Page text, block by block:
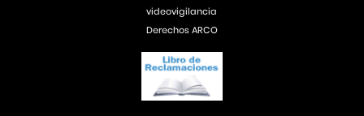
videovigilancia
Derechos ARCO